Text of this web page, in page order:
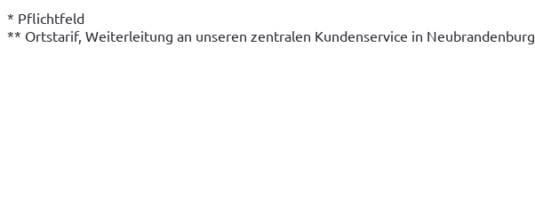
* Pflichtfeld
** Ortstarif, Weiterleitung an unseren zentralen Kundenservice in Neubrandenburg.